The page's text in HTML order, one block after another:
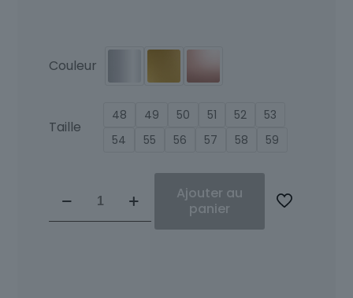
Couleur
Taille
48 49 50 51 52
53
54
55 56 57 58 59
Solitaire
Ajouter au
panier